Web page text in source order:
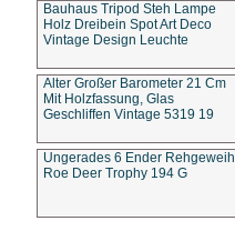
Bauhaus Tripod Steh Lampe
Holz Dreibein Spot Art Deco
Vintage Design Leuchte
Alter Großer Barometer 21 Cm
Mit Holzfassung, Glas
Geschliffen Vintage 5319 19
Ungerades 6 Ender Rehgeweih
Roe Deer Trophy 194 G